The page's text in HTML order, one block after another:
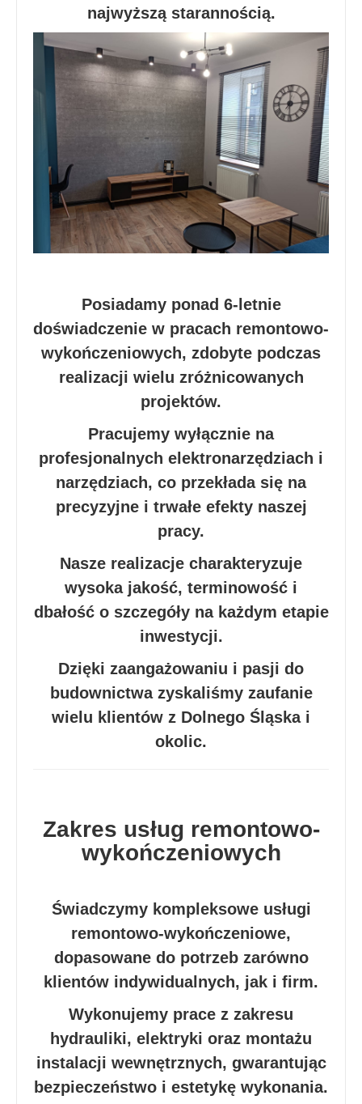
najwyższą starannością.
Posiadamy ponad 6-letnie
doświadczenie w pracach remontowo-
wykończeniowych, zdobyte podczas
realizacji wielu zróżnicowanych
projektów.
Pracujemy wyłącznie na
profesjonalnych elektronarzędziach i
narzędziach, co przekłada się na
precyzyjne i trwałe efekty naszej
pracy.
Nasze realizacje charakteryzuje
wysoka jakość, terminowość i
dbałość o szczegóły na każdym etapie
inwestycji.
Dzięki zaangażowaniu i pasji do
budownictwa zyskaliśmy zaufanie
wielu klientów z Dolnego Śląska i
okolic.
Zakres usług remontowo-
wykończeniowych
Świadczymy kompleksowe usługi
remontowo-wykończeniowe,
dopasowane do potrzeb zarówno
klientów indywidualnych, jak i firm.
Wykonujemy prace z zakresu
hydrauliki, elektryki oraz montażu
instalacji wewnętrznych, gwarantując
bezpieczeństwo i estetykę wykonania.